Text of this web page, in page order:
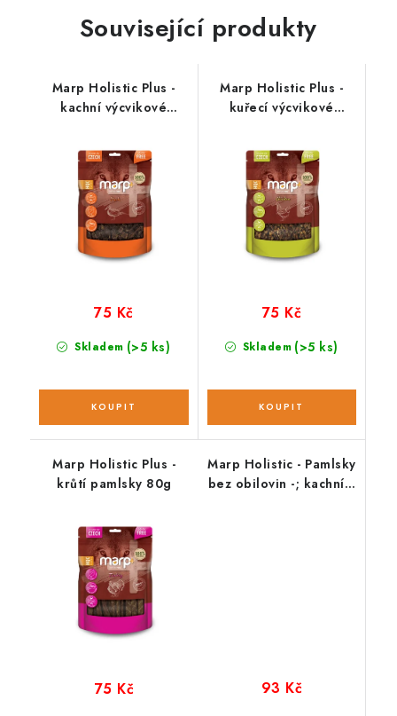
Související produkty
Marp Holistic Plus -
kachní výcvikové
Skladem (>5 ks)
75 Kč
Marp Holistic Plus -
kuřecí výcvikové
Skladem (>5 ks)
75 Kč
Marp Holistic Plus -
krůtí pamlsky 80g
75 Kč
Marp Holistic - Pamlsky
bez obilovin -; kachní s
93 Kč